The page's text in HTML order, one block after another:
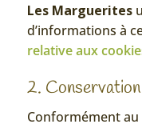
Les Marguerites
d’informations à
relative aux
2. Conservation
Conformément au